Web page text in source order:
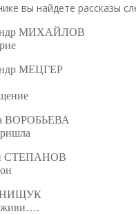
вы найдете рассказы
МИХАЙЛОВ
МЕЦГЕР
ВОРОБЬЕВА
СТЕПАНОВ
живи….